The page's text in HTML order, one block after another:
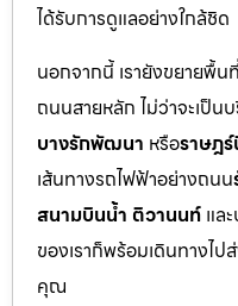
ได้รับการดูแลอย่างใกล้ชิด
นอกจากนี้ เรายังขยายพื้น
ถนนสายหลัก ไม่ว่าจะเป็น
บางรักพัฒนา หรือราษฎ
เส้นทางรถไฟฟ้าอย่างถนน
สนามบินน้ำ ติวานนท์ แล
ของเราก็พร้อมเดินทาง
คุณ